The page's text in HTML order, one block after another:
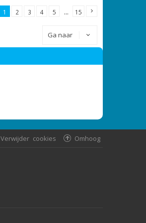
1 2 3 4 5 … 15
Ga naar
Omhoog
Verwijder cookies